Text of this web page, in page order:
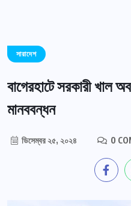
সারাদেশ
বাগেরহাটে সরকারী খাল
মানববন্ধন
ডিসেম্বর ২৫, ২০২৪ 0